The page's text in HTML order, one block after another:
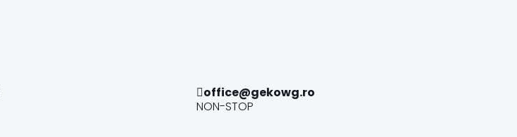
office@gekowg.ro
NON-STOP